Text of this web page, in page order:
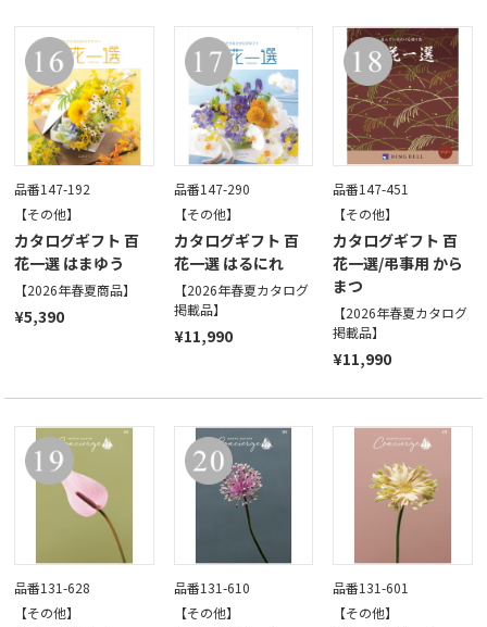
品番147-192
【その他】
カタログギフト 百
花一選 はまゆう
【2026年春夏商品】
¥5,390
品番147-290
【その他】
カタログギフト 百
花一選 はるにれ
【2026年春夏カタログ
掲載品】
¥11,990
品番147-451
【その他】
カタログギフト 百
花一選/弔事用 から
まつ
【2026年春夏カタログ
掲載品】
¥11,990
品番131-628
【その他】
品番131-610
【その他】
品番131-601
【その他】